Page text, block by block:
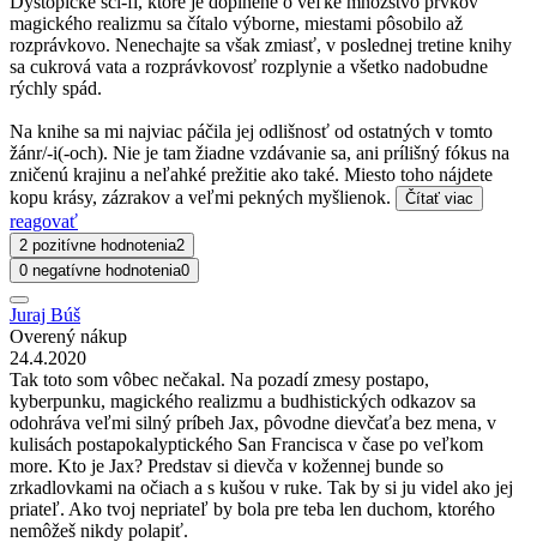
magického realizmu sa čítalo výborne, miestami pôsobilo až
rozprávkovo. Nenechajte sa však zmiasť, v poslednej tretine knihy
sa cukrová vata a rozprávkovosť rozplynie a všetko nadobudne
rýchly spád.
Na knihe sa mi najviac páčila jej odlišnosť od ostatných v tomto
žánr/-i(-och). Nie je tam žiadne vzdávanie sa, ani prílišný fókus na
zničenú krajinu a neľahké prežitie ako také. Miesto toho nájdete
kopu krásy, zázrakov a veľmi pekných myšlienok.
Čítať viac
reagovať
2 pozitívne hodnotenia2
0 negatívne hodnotenia0
Juraj Búš
Overený nákup
24.4.2020
Tak toto som vôbec nečakal. Na pozadí zmesy postapo,
kyberpunku, magického realizmu a budhistických odkazov sa
odohráva veľmi silný príbeh Jax, pôvodne dievčaťa bez mena, v
kulisách postapokalyptického San Francisca v čase po veľkom
more. Kto je Jax? Predstav si dievča v kožennej bunde so
zrkadlovkami na očiach a s kušou v ruke. Tak by si ju videl ako jej
priateľ. Ako tvoj nepriateľ by bola pre teba len duchom, ktorého
nemôžeš nikdy polapiť.